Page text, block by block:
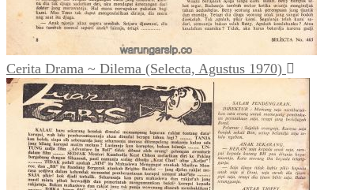
Cerita Drama ~ Dilema (Selecta, Agustus 1970)